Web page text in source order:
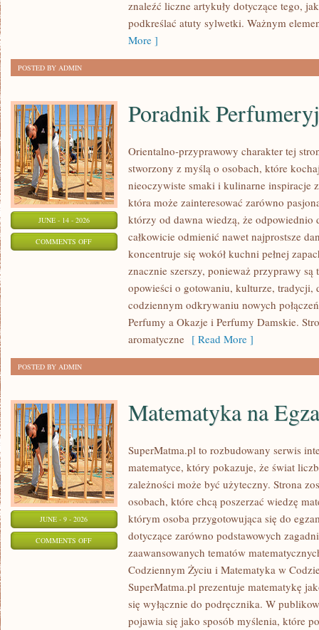
znaleźć liczne artykuły dotyczące tego,
podkreślać atuty sylwetki. Ważnym
More ]
POSTED BY ADMIN
JUNE - 14 - 2026
COMMENTS OFFON
PERFUMERYJNY
Poradnik
Orientalno-przyprawowy charakter tej
stworzony z myślą o osobach, które
nieoczywiste smaki i kulinarne inspiracje
która może zainteresować zarówno
którzy od dawna wiedzą, że odpowiednio
całkowicie odmienić nawet najprostsze
koncentruje się wokół kuchni pełnej
znacznie szerszy, ponieważ przyprawy
opowieści o gotowaniu, kulturze, tradycji,
codziennym odkrywaniu nowych
Perfumy a Okazje i Perfumy Damskie.
aromatyczne [ Read More ]
POSTED BY ADMIN
JUNE - 9 - 2026
COMMENTS OFFON
MATEMATYKA
EGZAMINIE
Matematyka na
SuperMatma.pl to rozbudowany serwis
matematyce, który pokazuje, że świat
zależności może być użyteczny. Strona
osobach, które chcą poszerzać wiedzę
którym osoba przygotowująca się do
dotyczące zarówno podstawowych
zaawansowanych tematów
Codziennym Życiu i Matematyka w
SuperMatma.pl prezentuje matematykę
się wyłącznie do podręcznika. W
pojawia się jako sposób myślenia, które